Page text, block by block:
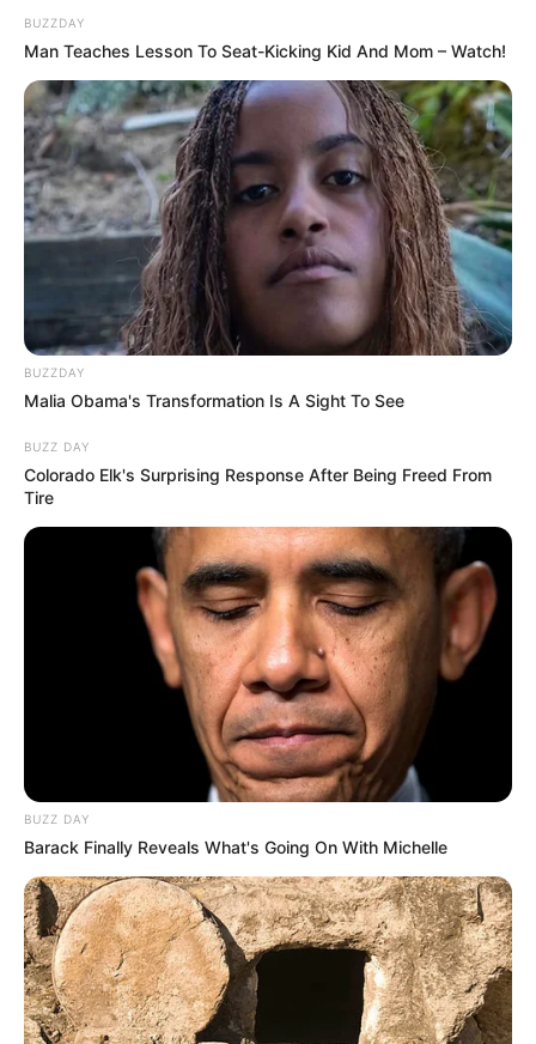
BUZZDAY
Man Teaches Lesson To Seat-Kicking Kid And Mom – Watch!
BUZZDAY
Malia Obama's Transformation Is A Sight To See
BUZZ DAY
Colorado Elk's Surprising Response After Being Freed From
Tire
BUZZ DAY
Barack Finally Reveals What's Going On With Michelle